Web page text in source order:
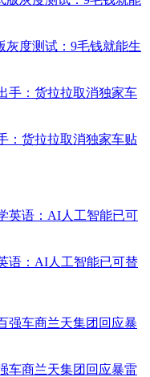
灰度测试：9毛钱就能生
：货拉拉取消独家车贴
语：AI人工智能已可替
车商兰天集团回应暴雷